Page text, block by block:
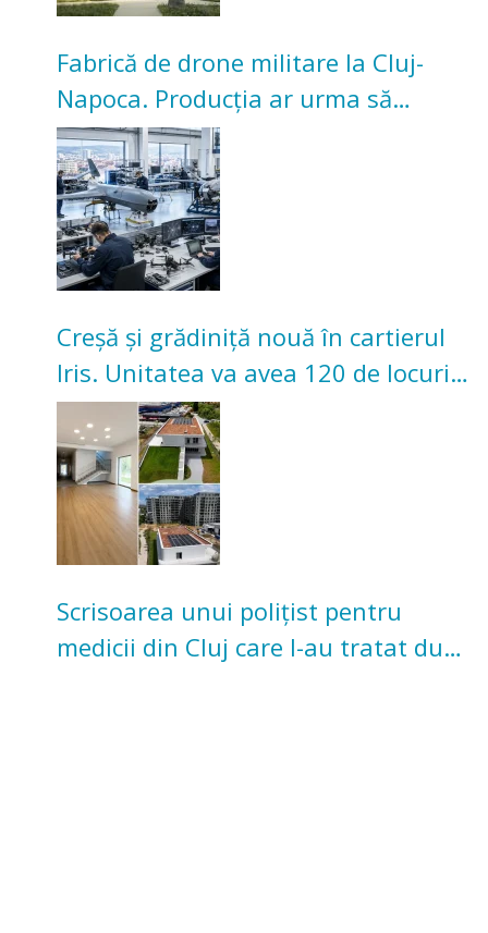
Fabrică de drone militare la Cluj-
Napoca. Producția ar urma să
înceapă în toamna acestui an
Creșă și grădiniță nouă în cartierul
Iris. Unitatea va avea 120 de locuri
pentru copii
Scrisoarea unui polițist pentru
medicii din Cluj care l-au tratat după